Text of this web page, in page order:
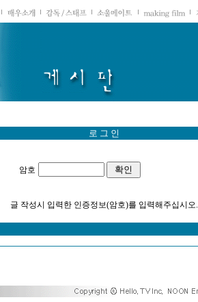
로 그 인
암호
글 작성시 입력한 인증정보(암호)를 입력해주십시오.